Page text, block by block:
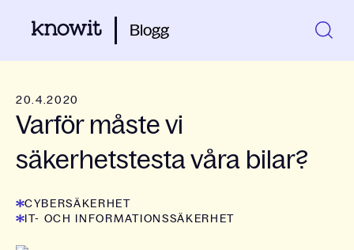
Blogg
20.4.2020
Varför måste vi
säkerhetstesta våra bilar?
CYBERSÄKERHET
IT- OCH INFORMATIONSSÄKERHET